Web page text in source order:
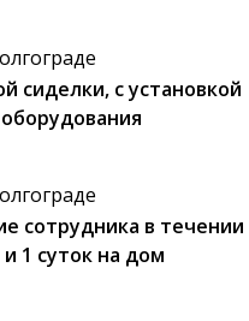
сиделки, с установкой
сотрудника в течении
1 суток на дом